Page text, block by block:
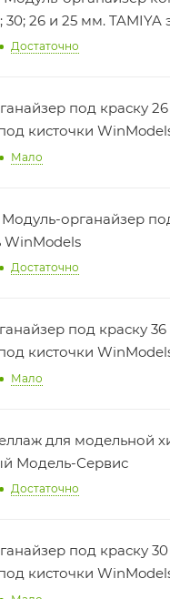
под краску 36; 30; 26 и 25
Достаточно
под краску
кисточки
Мало
органайзер
WinModels
Достаточно
под краску
кисточки
Мало
для модельной
Модель-Сервис
Достаточно
под краску
кисточки